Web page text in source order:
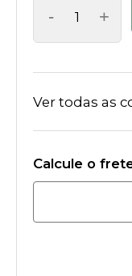
- +
Ver todas as